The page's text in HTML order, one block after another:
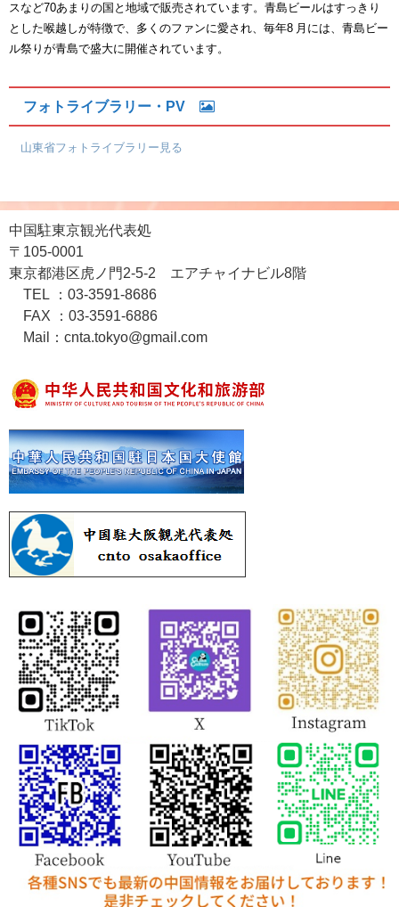
スなど70あまりの国と地域で販売されています。青島ビールはすっきり
とした喉越しが特徴で、多くのファンに愛され、毎年8 月には、青島ビー
ル祭りが青島で盛大に開催されています。
フォトライブラリー・PV
山東省フォトライブラリー見る
中国駐東京観光代表処
〒105-0001
東京都港区虎ノ門2-5-2 エアチャイナビル8階
TEL ：03-3591-8686
FAX ：03-3591-6886
Mail：cnta.tokyo@gmail.com